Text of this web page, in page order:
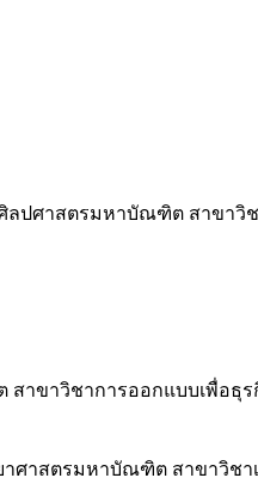
ศิลปศาสตรมหาบัณฑิต สาขา
าขาวิชาการออกแบบเพื่อธุ
ศาสตรมหาบัณฑิต สาขาวิช